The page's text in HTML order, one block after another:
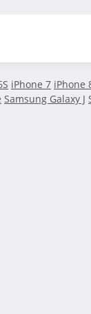
iPhone 7 iPhone
Samsung Galaxy J